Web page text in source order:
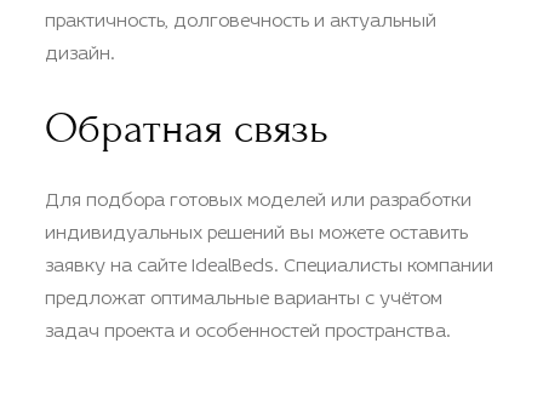
практичность, долговечность и актуальный
дизайн.
Обратная связь
Для подбора готовых моделей или разработки
индивидуальных решений вы можете оставить
заявку на сайте IdealBeds. Специалисты компании
предложат оптимальные варианты с учётом
задач проекта и особенностей пространства.